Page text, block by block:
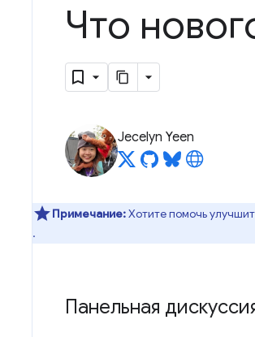
Что
Jecelyn Yeen
Примечание:Хотите помочь
.
Панельная